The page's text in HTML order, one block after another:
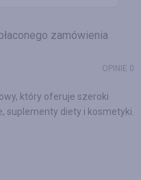
zamówienia
OPINIE 0
który oferuje szeroki
suplementy diety i kosmetyki.